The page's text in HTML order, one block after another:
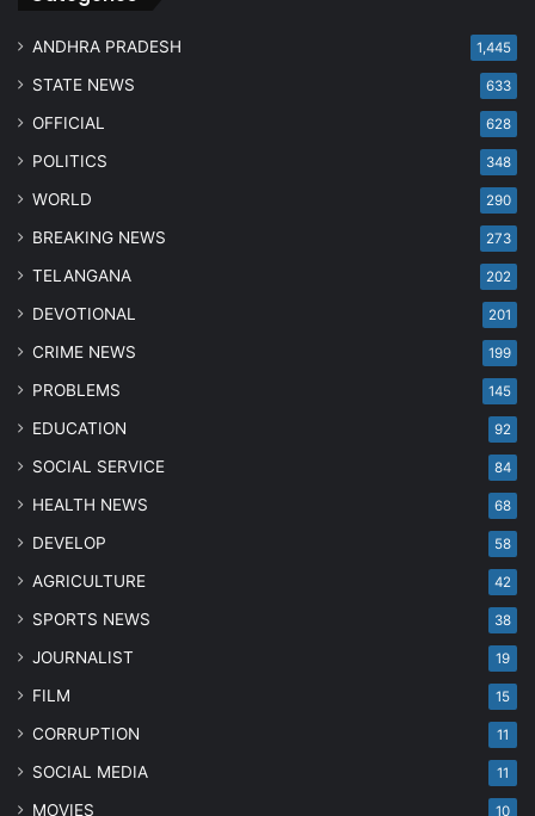
ANDHRA PRADESH 1,445
STATE NEWS 633
OFFICIAL 628
POLITICS 348
WORLD 290
BREAKING NEWS 273
TELANGANA 202
DEVOTIONAL 201
CRIME NEWS 199
PROBLEMS 145
EDUCATION 92
SOCIAL SERVICE 84
HEALTH NEWS 68
DEVELOP 58
AGRICULTURE 42
SPORTS NEWS 38
JOURNALIST 19
FILM 15
CORRUPTION 11
SOCIAL MEDIA 11
MOVIES 10